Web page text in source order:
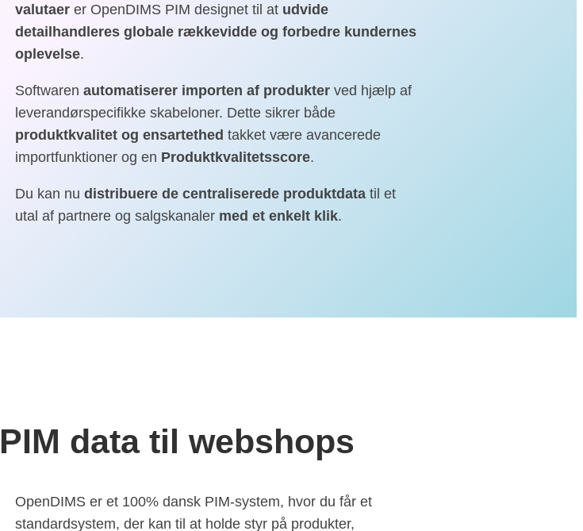
valutaer er OpenDIMS PIM designet til at udvide
detailhandleres globale rækkevidde og forbedre kundernes
oplevelse.
Softwaren automatiserer importen af produkter ved hjælp af
leverandørspecifikke skabeloner. Dette sikrer både
produktkvalitet og ensartethed takket være avancerede
importfunktioner og en Produktkvalitetsscore.
Du kan nu distribuere de centraliserede produktdata til et
utal af partnere og salgskanaler med et enkelt klik.
PIM data til webshops
OpenDIMS er et 100% dansk PIM-system, hvor du får et
standardsystem, der kan til at holde styr på produkter,